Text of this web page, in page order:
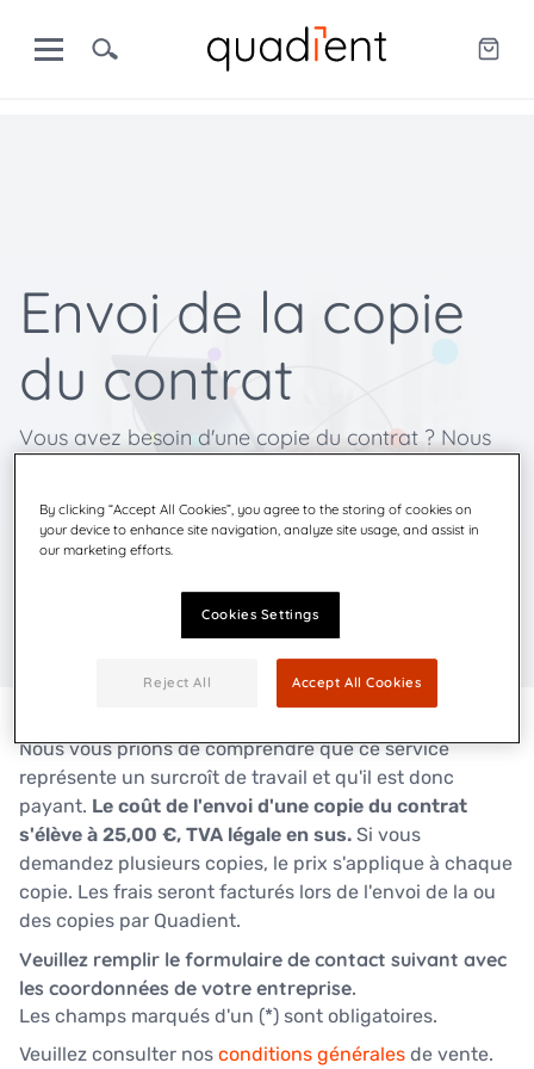
Envoi de la copie
du contrat
Vous avez besoin d'une copie du contrat ? Nous
Nous vous prions de comprendre que ce service
représente un surcroît de travail et qu'il est donc
payant. Le coût de l'envoi d'une copie du contrat
s'élève à 25,00 €, TVA légale en sus. Si vous
demandez plusieurs copies, le prix s'applique à chaque
copie. Les frais seront facturés lors de l'envoi de la ou
des copies par Quadient.
Veuillez remplir le formulaire de contact suivant avec
les coordonnées de votre entreprise.
Les champs marqués d'un (*) sont obligatoires.
Veuillez consulter nos conditions générales de vente.
By clicking “Accept All Cookies”, you agree to the storing of cookies on
your device to enhance site navigation, analyze site usage, and assist in
our marketing efforts.
Cookies Settings
Reject All Accept All Cookies